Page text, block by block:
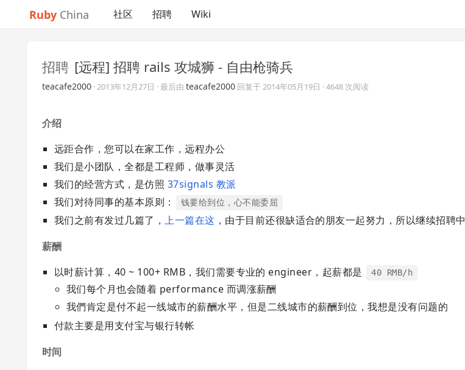
Ruby China 社区 招聘 Wiki
招聘 [远程] 招聘 rails 攻城狮 - 自由枪骑兵
teacafe2000 ·2013年12月27日 · 最后由 teacafe2000 回复于2014年05月19日 · 4648 次阅读
介绍
远距合作，您可以在家工作，远程办公
我们是小团队，全都是工程师，做事灵活
我们的经营方式，是仿照 37signals 教派
我们对待同事的基本原则：
钱要给到位，心不能委屈
我们之前有发过几篇了，上一篇在这 ，由于目前还很缺适合的朋友一起努力，所以继续招聘中
薪酬
以时薪计算，40 ~ 100+ RMB，我们需要专业的 engineer，起薪都是
40 RMB/h
我们每个月也会随着 performance 而调涨薪酬
我們肯定是付不起一线城市的薪酬水平，但是二线城市的薪酬到位，我想是没有问题的
付款主要是用支付宝与银行转帐
时间